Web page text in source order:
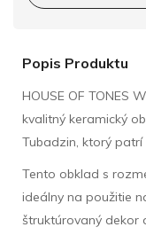
Popis Produktu
HOUSE OF TONES
kvalitný keramický
Tubadzin, ktorý patrí
Tento obklad s
ideálny na použitie
štruktúrovaný dekor